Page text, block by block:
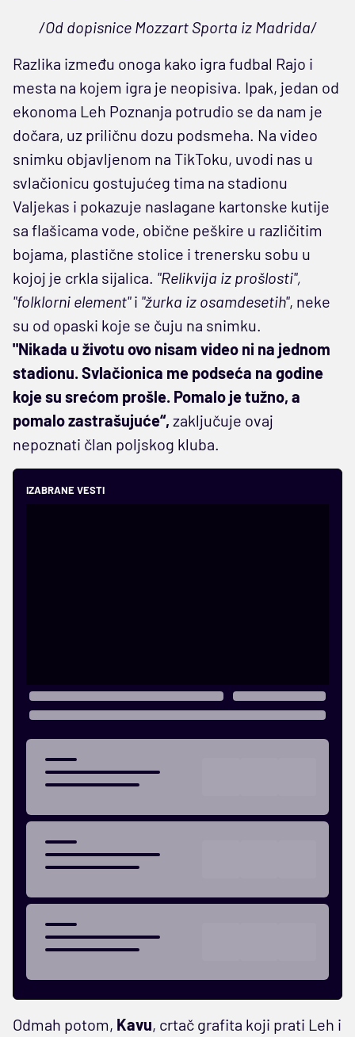
/Od dopisnice Mozzart Sporta iz Madrida/
Razlika između onoga kako igra fudbal Rajo i
mesta na kojem igra je neopisiva. Ipak, jedan od
ekonoma Leh Poznanja potrudio se da nam je
dočara, uz priličnu dozu podsmeha. Na video
snimku objavljenom na TikToku, uvodi nas u
svlačionicu gostujućeg tima na stadionu
Valjekas i pokazuje naslagane kartonske kutije
sa flašicama vode, obične peškire u različitim
bojama, plastične stolice i trenersku sobu u
kojoj je crkla sijalica. "Relikvija iz prošlosti",
"folklorni element"i "žurka iz osamdesetih", neke
su od opaski koje se čuju na snimku.
"Nikada u životu ovo nisam video ni na jednom
stadionu. Svlačionica me podseća na godine
koje su srećom prošle. Pomalo je tužno, a
pomalo zastrašujuće“, zaključuje ovaj
nepoznati član poljskog kluba.
IZABRANE VESTI
Odmah potom, Kavu, crtač grafita koji prati Leh i